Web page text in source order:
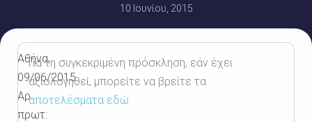
10 Ιουνίου, 2015
Αθήνα,
09/06/2015
Αρ.
πρωτ:
Για τη συγκεκριμένη πρόσκληση, εάν έχει
αξιολογηθεί, μπορείτε να βρείτε τα
αποτελέσματα εδώ